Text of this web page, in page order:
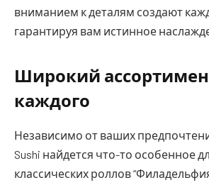
вниманием к деталям создают
гарантируя вам истинное
Широкий
каждого
Независимо от ваших
Sushi найдется что-то особенное
классических роллов